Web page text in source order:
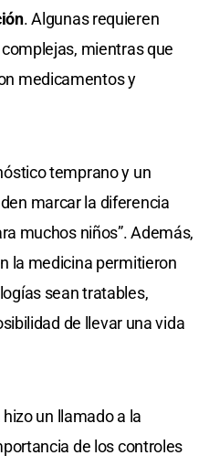
. Algunas requieren
mientras que
medicamentos y
temprano y un
marcar la diferencia
muchos niños”. Además,
la medicina permitieron
sean tratables,
de llevar una vida
un llamado a la
de los controles